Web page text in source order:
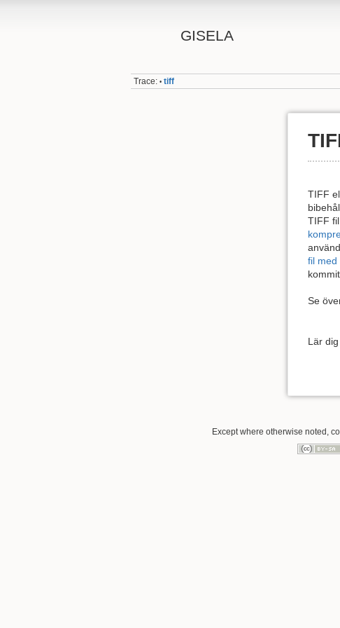
GISELA
Trace: • tiff
TIFF
TIFF
fil med
Se
Lär
Except where otherwise noted,